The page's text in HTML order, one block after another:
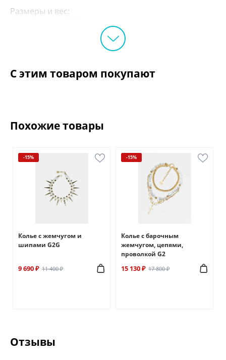
Размеры и вес:
С этим товаром покупают
Похожие товары
-15%
Колье с жемчугом и
шипами G2G
9 690 ₽ 11 400 ₽
-15%
Колье с барочным
жемчугом, цепями,
проволкой G2
15 130 ₽ 17 800 ₽
Отзывы